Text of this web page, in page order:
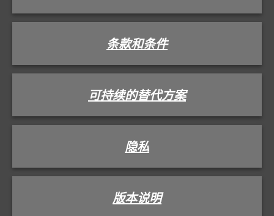
条款和条件
可持续的替代方案
隐私
版本说明